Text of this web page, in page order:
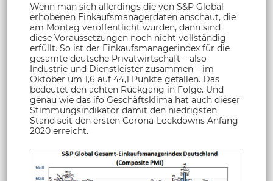
Wenn man sich allerdings die von S&P Global
erhobenen Einkaufsmanagerdaten anschaut, die
am Montag veröffentlicht wurden, dann sind
diese Voraussetzungen noch nicht vollständig
erfüllt. So ist der Einkaufsmanagerindex für die
gesamte deutsche Privatwirtschaft – also
Industrie und Dienstleister zusammen – im
Oktober um 1,6 auf 44,1 Punkte gefallen. Das
bedeutet den achten Rückgang in Folge. Und
genau wie das ifo Geschäftsklima hat auch dieser
Stimmungsindikator damit den niedrigsten
Stand seit den ersten Corona-Lockdowns Anfang
2020 erreicht.